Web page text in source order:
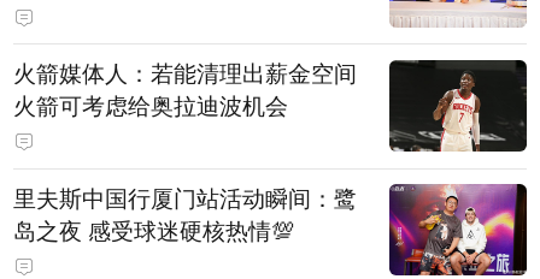
火箭媒体人：若能清理出薪金空间
火箭可考虑给奥拉迪波机会
里夫斯中国行厦门站活动瞬间：鹭
岛之夜 感受球迷硬核热情💯